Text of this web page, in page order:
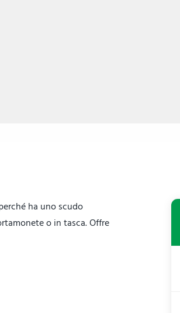
ha uno scudo
o in tasca. Offre